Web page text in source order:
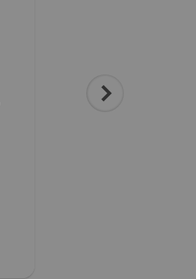
Tortellini-